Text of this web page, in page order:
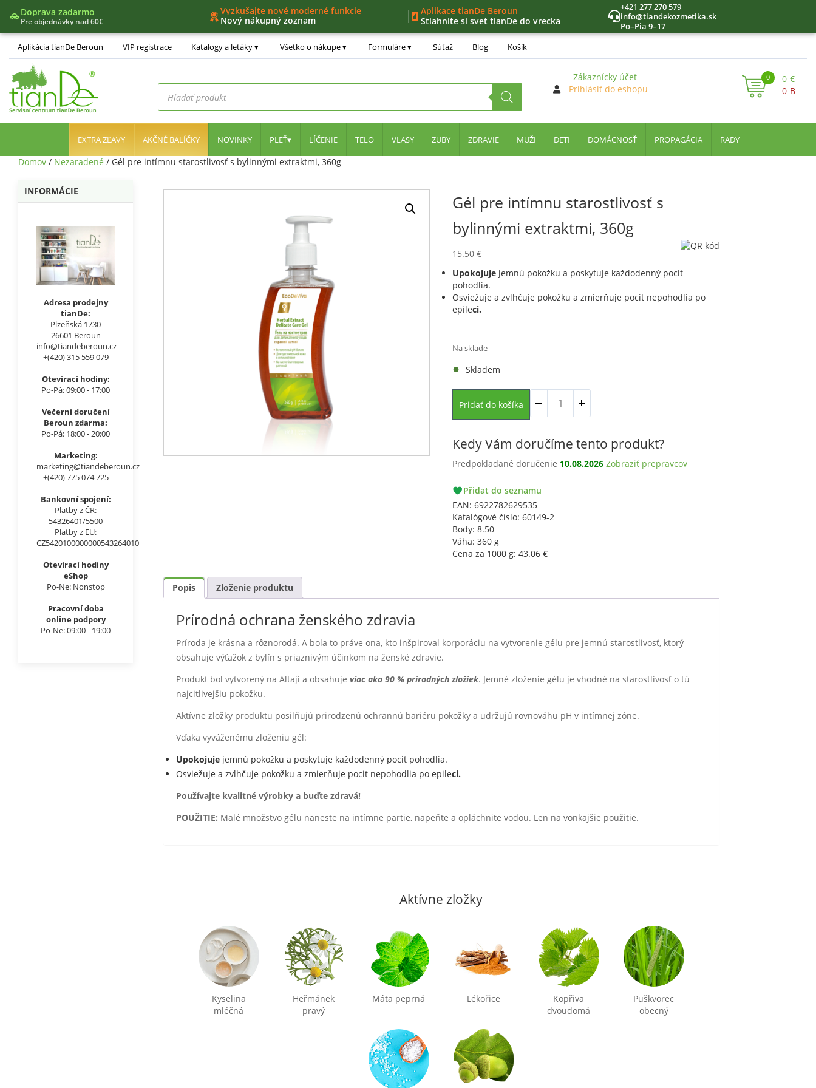
Doprava zadarmo
Pre objednávky nad 60€
Vyzkušajte nové moderné funkcie
Darček už od 40€
Nový nákupný zoznam
Jedinečný vernostný program
Nástroje lídra
Aplikace tianDe Beroun
Stiahnite si svet tianDe do vrecka
+421 277 270 579
info@tiandekozmetika.sk
Po–Pia 9–17
Aplikácia tianDe Beroun
VIP registrace Katalogy a letáky Všetko o nákupe Formuláre Súťaž Blog Košík
Products
search
Zákaznícky účet
Prihlásiť do eshopu
0 0 €
B
0
EXTRA ZĽAVY AKČNÉ BALÍČKY NOVINKY PLEŤ LÍČENIE TELO VLASY ZUBY ZDRAVIE MUŽI DETI DOMÁCNOSŤ PROPAGÁCIA RADY
Domov / Nezaradené / Gél pre intímnu starostlivosť s bylinnými extraktmi, 360g
INFORMÁCIE
Adresa prodejny
tianDe:
Plzeňská 1730
26601 Beroun
info@tiandeberoun.cz
+(420) 315 559 079
Otevírací hodiny:
Po-Pá: 09:00 - 17:00
Večerní doručení
Beroun zdarma:
Po-Pá: 18:00 - 20:00
Marketing:
marketing@tiandeberoun.cz
+(420) 775 074 725
Bankovní spojení:
Platby z ČR:
54326401/5500
Platby z EU:
CZ5420100000000543264010
Otevírací hodiny
eShop
Po-Ne: Nonstop
Pracovní doba
online podpory
Po-Ne: 09:00 - 19:00
Gél pre intímnu starostlivosť s
bylinnými extraktmi, 360g
15.50€
Upokojuje jemnú pokožku a poskytuje každodenný pocit
pohodlia.
Osviežuje a zvlhčuje pokožku a zmierňuje pocit nepohodlia po
epileci.
Na sklade
Skladem
pre
starostlivosť
bylinnými
Pridať do košíka
Kedy Vám doručíme tento produkt?
Predpokladané doručenie 10.08.2026 Zobraziť prepravcov
GLSPřidat do seznamu
EAN:6922782629535
Katalógové číslo:60149-2
Body:8.50
Váha:360 g
Cena za 1000 g:43.06€
Popis Zloženie produktu
Prírodná ochrana ženského zdravia
Príroda je krásna a rôznorodá. A bola to práve ona, kto inšpiroval korporáciu na vytvorenie gélu pre jemnú starostlivosť, ktorý
obsahuje výťažok z bylín s priaznivým účinkom na ženské zdravie.
Produkt bol vytvorený na Altaji a obsahuje viac ako 90 % prírodných zložiek. Jemné zloženie gélu je vhodné na starostlivosť o tú
najcitlivejšiu pokožku.
Aktívne zložky produktu posilňujú prirodzenú ochrannú bariéru pokožky a udržujú rovnováhu pH v intímnej zóne.
Vďaka vyváženému zloženiu gél:
Upokojuje jemnú pokožku a poskytuje každodenný pocit pohodlia.
Osviežuje a zvlhčuje pokožku a zmierňuje pocit nepohodlia po epileci.
Používajte kvalitné výrobky a buďte zdravá!
POUŽITIE: Malé množstvo gélu naneste na intímne partie, napeňte a opláchnite vodou. Len na vonkajšie použitie.
Aktívne zložky
Kyselina
mléčná
Heřmánek
pravý
Máta peprná Lékořice
Kopřiva
dvoudomá
Puškvorec
obecný